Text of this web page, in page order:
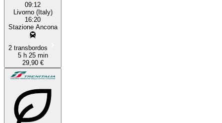
09:12
Livorno (Italy)
16:20
Stazione Ancona
2 transbordos
5 h 25 min
29,90 €